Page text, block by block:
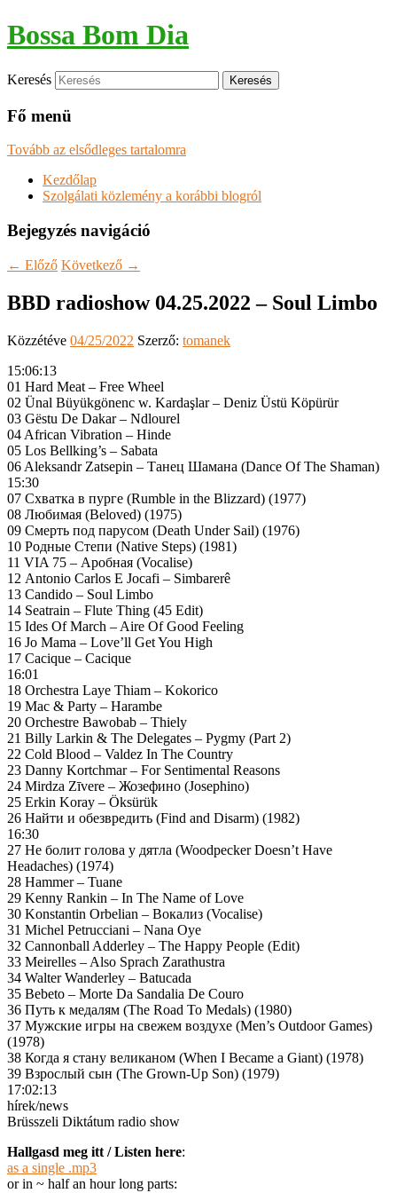
Bossa Bom Dia
Keresés
Fő menü
Tovább az elsődleges tartalomra
Kezdőlap
Szolgálati közlemény a korábbi blogról
Bejegyzés navigáció
← Előző Következő →
BBD radioshow 04.25.2022 – Soul Limbo
Közzétéve 04/25/2022 Szerző: tomanek
15:06:13
01 Hard Meat – Free Wheel
02 Ünal Büyükgönenc w. Kardaşlar – Deniz Üstü Köpürür
03 Gëstu De Dakar – Ndlourel
04 African Vibration – Hinde
05 Los Bellking’s – Sabata
06 Aleksandr Zatsepin – Танец Шамана (Dance Of The Shaman)
15:30
07 Схватка в пурге (Rumble in the Blizzard) (1977)
08 Любимая (Beloved) (1975)
09 Смерть под парусом (Death Under Sail) (1976)
10 Родные Степи (Native Steps) (1981)
11 VIA 75 – Аробная (Vocalise)
12 Antonio Carlos E Jocafi – Simbarerê
13 Candido – Soul Limbo
14 Seatrain – Flute Thing (45 Edit)
15 Ides Of March – Aire Of Good Feeling
16 Jo Mama – Love’ll Get You High
17 Cacique – Cacique
16:01
18 Orchestra Laye Thiam – Kokorico
19 Mac & Party – Harambe
20 Orchestre Bawobab – Thiely
21 Billy Larkin & The Delegates – Pygmy (Part 2)
22 Cold Blood – Valdez In The Country
23 Danny Kortchmar – For Sentimental Reasons
24 Mirdza Zīvere – Жозефино (Josephino)
25 Erkin Koray – Öksürük
26 Найти и обезвредить (Find and Disarm) (1982)
16:30
27 Не болит голова у дятла (Woodpecker Doesn’t Have
Headaches) (1974)
28 Hammer – Tuane
29 Kenny Rankin – In The Name of Love
30 Konstantin Orbelian – Вокализ (Vocalise)
31 Michel Petrucciani – Nana Oye
32 Cannonball Adderley – The Happy People (Edit)
33 Meirelles – Also Sprach Zarathustra
34 Walter Wanderley – Batucada
35 Bebeto – Morte Da Sandalia De Couro
36 Путь к медалям (The Road To Medals) (1980)
37 Мужские игры на свежем воздухе (Men’s Outdoor Games)
(1978)
38 Когда я стану великаном (When I Became a Giant) (1978)
39 Взрослый сын (The Grown-Up Son) (1979)
17:02:13
hírek/news
Brüsszeli Diktátum radio show
Hallgasd meg itt / Listen here:
as a single .mp3
or in ~ half an hour long parts: